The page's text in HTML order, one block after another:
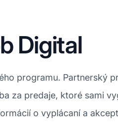
Digital
programu. Partnerský
za predaje, ktoré sami
o vyplácaní a